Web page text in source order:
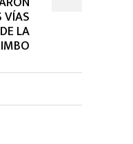
VÍAS
LA